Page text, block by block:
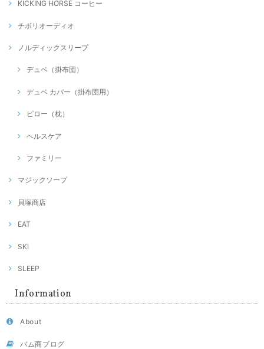
KICKING HORSE コーヒー
チボリオーディオ
ノルディックスリープ
デュベ（掛布団）
デュベ カバー（掛布団用）
ピロー（枕）
ヘルスケア
ファミリー
マジックソープ
貝塚商店
EAT
SKI
SLEEP
Information
About
バム商ブログ